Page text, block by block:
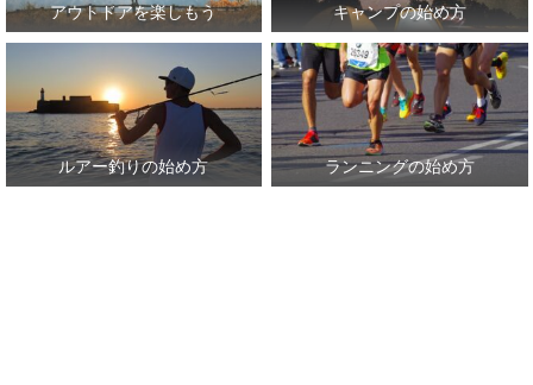
アウトドアを楽しもう キャンプの始め方
ルアー釣りの始め方 ランニングの始め方